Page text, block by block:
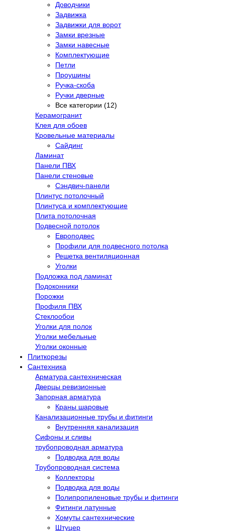
Доводчики
Задвижка
Задвижки для ворот
Замки врезные
Замки навесные
Комплектующие
Петли
Проушины
Ручка-скоба
Ручки дверные
Все категории (12)
Керамогранит
Клея для обоев
Кровельные материалы
Сайдинг
Ламинат
Панели ПВХ
Панели стеновые
Сэндвич-панели
Плинтус потолочный
Плинтуса и комплектующие
Плита потолочная
Подвесной потолок
Европодвес
Профили для подвесного потолка
Решетка вентиляционная
Уголки
Подложка под ламинат
Подоконники
Порожки
Профиля ПВХ
Стеклообои
Уголки для полок
Уголки мебельные
Уголки оконные
Плиткорезы
Сантехника
Арматура сантехническая
Дверцы ревизионные
Запорная арматура
Краны шаровые
Канализационные трубы и фитинги
Внутренняя канализация
Сифоны и сливы
трубопроводная арматура
Подводка для воды
Трубопроводная система
Коллекторы
Подводка для воды
Полипропиленовые трубы и фитинги
Фитинги латунные
Хомуты сантехнические
Штуцер